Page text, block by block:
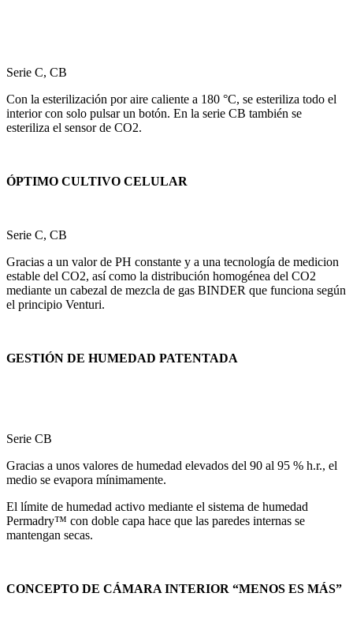
Serie C, CB
Con la esterilización por aire caliente a 180 °C, se esteriliza todo el
interior con solo pulsar un botón. En la serie CB también se
esteriliza el sensor de CO2.
ÓPTIMO CULTIVO CELULAR
Serie C, CB
Gracias a un valor de PH constante y a una tecnología de medicion
estable del CO2, así como la distribución homogénea del CO2
mediante un cabezal de mezcla de gas BINDER que funciona según
el principio Venturi.
GESTIÓN DE HUMEDAD PATENTADA
Serie CB
Gracias a unos valores de humedad elevados del 90 al 95 % h.r., el
medio se evapora mínimamente.
El límite de humedad activo mediante el sistema de humedad
Permadry™ con doble capa hace que las paredes internas se
mantengan secas.
CONCEPTO DE CÁMARA INTERIOR “MENOS ES MÁS”